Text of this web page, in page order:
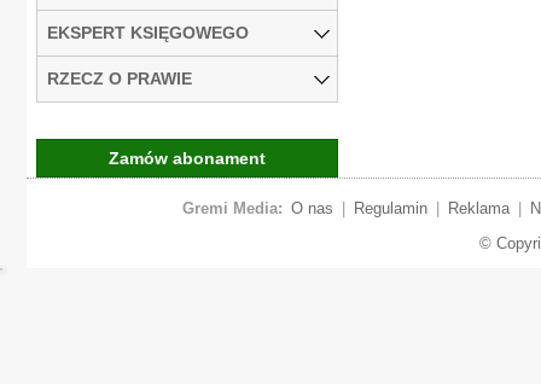
EKSPERT KSIĘGOWEGO
RZECZ O PRAWIE
Zamów abonament
Gremi Media: O nas Regulamin Reklama
©